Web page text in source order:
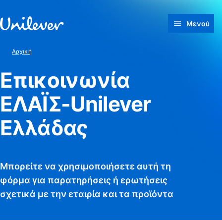
Μενού
Αρχική
Επικοινωνία
ΕΛΑΪΣ-Unilever
Ελλάδας
Μπορείτε να χρησιμοποιήσετε αυτή τη
φόρμα για παρατηρήσεις ή ερωτήσεις
σχετικά με την εταιρία και τα προϊόντα